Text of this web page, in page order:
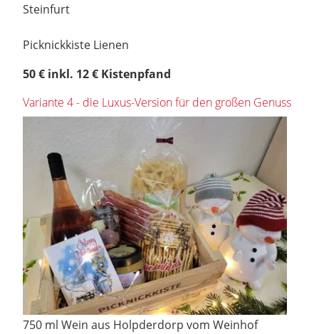
Steinfurt
Picknickkiste Lienen
50 € inkl. 12 € Kistenpfand
Variante 4 - die Luxus-Version für den großen Genuss
750 ml Wein aus Holpderdorp vom Weinhof